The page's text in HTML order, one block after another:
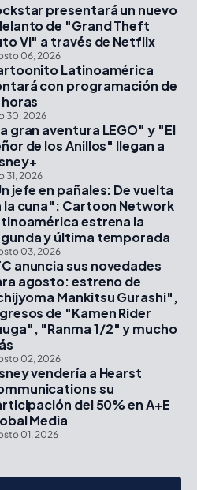
presentará un nuevo
de "Grand Theft
VI" a través de Netflix
06, 2026
Latinoamérica
con programación de
horas
30, 2026
gran aventura LEGO" y "El
de los Anillos" llegan a
31, 2026
jefe en pañales: De vuelta
la cuna": Cartoon Network
estrena la
y última temporada
03, 2026
anuncia sus novedades
agosto: estreno de
Mankitsu Gurashi",
de "Kamen Rider
"Ranma 1/2" y mucho
02, 2026
vendería a Hearst
su
del 50% en A+E
Media
01, 2026